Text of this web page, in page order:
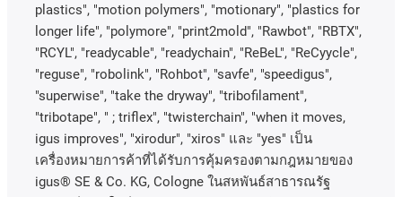
plastics", "motion polymers", "motionary", "plastics for
longer life", "polymore", "print2mold", "Rawbot", "RBTX",
"RCYL", "readycable", "readychain", "ReBeL", "ReCyycle",
"reguse", "robolink", "Rohbot", "savfe", "speedigus",
"superwise", "take the dryway", "tribofilament",
"tribotape", " ; triflex", "twisterchain", "when it moves,
igus improves", "xirodur", "xiros" และ "yes" เป็น
เครื่องหมายการค้าที่ได้รับการคุ้มครองตามกฎหมายของ
igus® SE & Co. KG, Cologne ในสหพันธ์สาธารณรัฐ